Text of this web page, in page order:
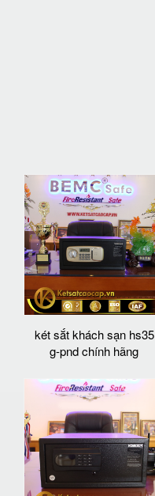
két sắt khách sạn hs35
g-pnd chính hãng